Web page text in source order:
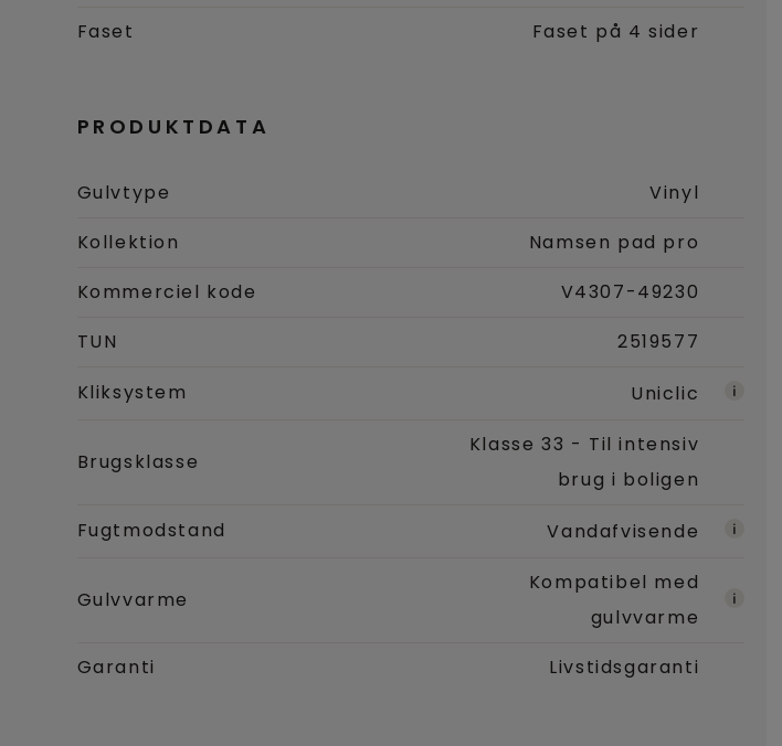
Faset
Faset på 4 sider
PRODUKTDATA
Gulvtype
Vinyl
Kollektion
Namsen pad pro
Kommerciel kode
V4307-49230
TUN
2519577
Kliksystem
Uniclic
Brugsklasse
Klasse 33 - Til intensiv
brug i boligen
Fugtmodstand
Vandafvisende
Gulvvarme
Kompatibel med
gulvvarme
Garanti
Livstidsgaranti